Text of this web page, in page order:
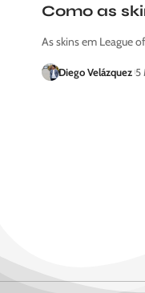
Como as
As skins em League
Diego Velázquez 5